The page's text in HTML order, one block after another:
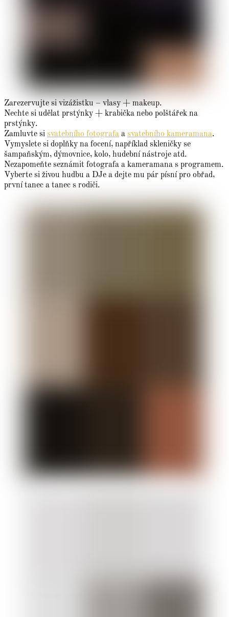
Zarezervujte si vizážistku – vlasy + makeup.
Nechte si udělat prstýnky + krabička nebo polštářek na
prstýnky.
Zamluvte si svatebního fotografa a svatebního kameramana.
Vymyslete si doplňky na focení, například skleničky se
šampaňským, dýmovnice, kolo, hudební nástroje atd.
Nezapomeňte seznámit fotografa a kameramana s programem.
Vyberte si živou hudbu a DJe a dejte mu pár písní pro obřad,
první tanec a tanec s rodiči.